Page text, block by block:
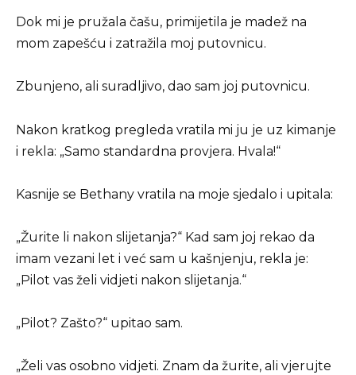
Dok mi je pružala čašu, primijetila je madež na
mom zapešću i zatražila moj putovnicu.
Zbunjeno, ali suradljivo, dao sam joj putovnicu.
Nakon kratkog pregleda vratila mi ju je uz kimanje
i rekla: „Samo standardna provjera. Hvala!“
Kasnije se Bethany vratila na moje sjedalo i upitala:
„Žurite li nakon slijetanja?“ Kad sam joj rekao da
imam vezani let i već sam u kašnjenju, rekla je:
„Pilot vas želi vidjeti nakon slijetanja.“
„Pilot? Zašto?“ upitao sam.
„Želi vas osobno vidjeti. Znam da žurite, ali vjerujte